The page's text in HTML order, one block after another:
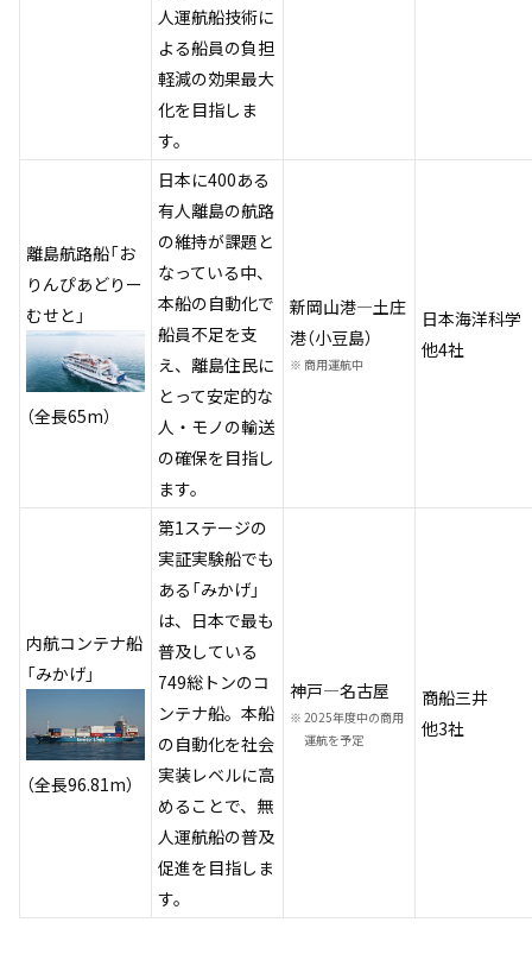
人運航船技術に
よる船員の負担
軽減の効果最大
化を目指しま
す。
離島航路船「お
りんぴあどりー
むせと」
（全長65m）
日本に400ある
有人離島の航路
の維持が課題と
なっている中、
本船の自動化で
船員不足を支
え、離島住民に
とって安定的な
人・モノの輸送
の確保を目指し
ます。
新岡山港―土庄
港（小豆島）
※ 商用運航中
日本海洋科学
他4社
内航コンテナ船
「みかげ」
（全長96.81m）
第1ステージの
実証実験船でも
ある「みかげ」
は、日本で最も
普及している
749総トンのコ
ンテナ船。本船
の自動化を社会
実装レベルに高
めることで、無
人運航船の普及
促進を目指しま
す。
神戸―名古屋
※ 2025年度中の商用
運航を予定
商船三井
他3社